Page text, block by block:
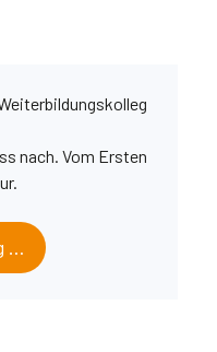
nach. Vom Ersten
…